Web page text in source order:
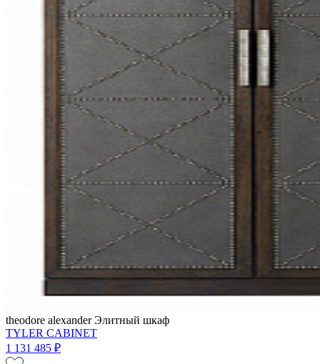
theodore alexanderЭлитный шкаф
TYLER CABINET
1 131 485 ₽